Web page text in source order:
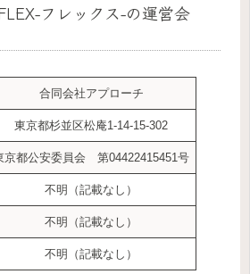
フレックス-の運営会
合同会社アプローチ
東京都杉並区松庵1-14-15-302
京都公安委員会 第04422415451号
不明（記載なし）
不明（記載なし）
不明（記載なし）